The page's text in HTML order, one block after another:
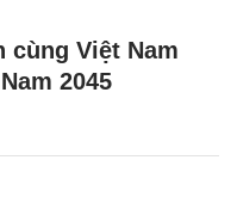
cùng Việt Nam
2045